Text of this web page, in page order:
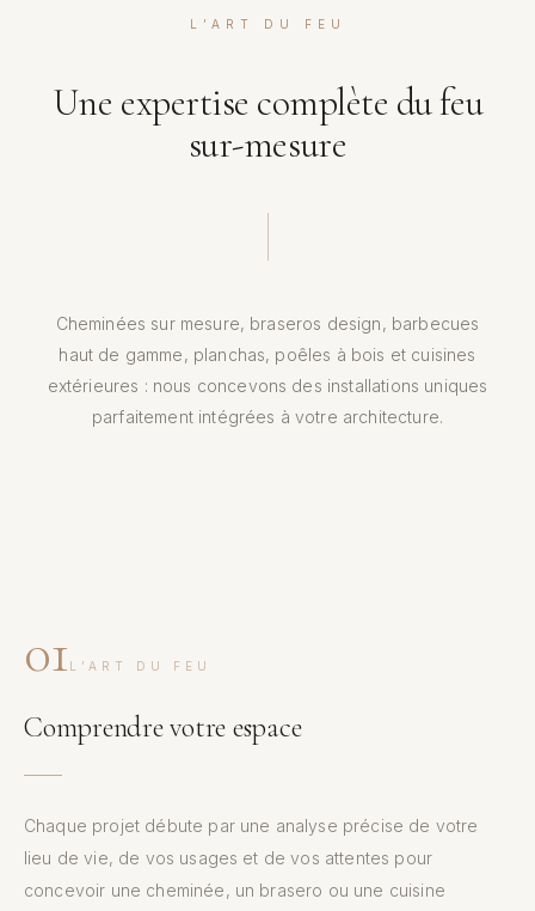
L’ART DU FEU
Une expertise complète du feu
sur-mesure
Cheminées sur mesure, braseros design, barbecues
haut de gamme, planchas, poêles à bois et cuisines
extérieures : nous concevons des installations uniques
parfaitement intégrées à votre architecture.
01 L’ART DU FEU
Comprendre votre espace
Chaque projet débute par une analyse précise de votre
lieu de vie, de vos usages et de vos attentes pour
concevoir une cheminée, un brasero ou une cuisine